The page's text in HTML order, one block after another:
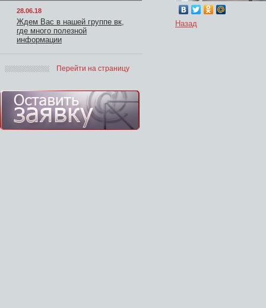
28.06.18
Ждем Вас в нашей группе вк,
где много полезной
информации
Перейти на страницу
Назад